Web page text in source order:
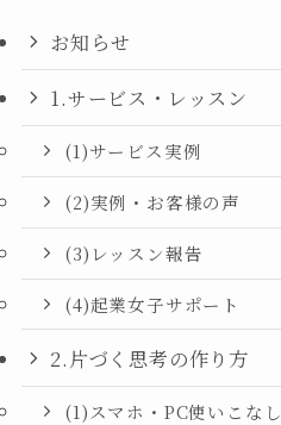
お知らせ
1.サービス・レッスン
(1)サービス実例
(2)実例・お客様の声
(3)レッスン報告
(4)起業女子サポート
2.片づく思考の作り方
(1)スマホ・PC使いこなし